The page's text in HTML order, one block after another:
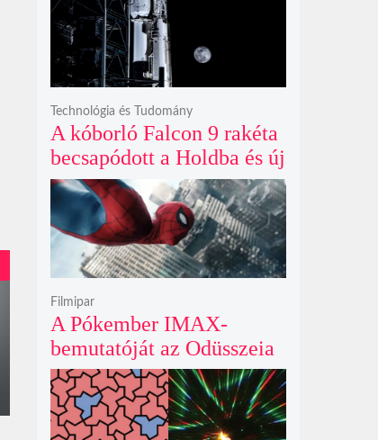
hoz
A kóborló Falcon 9 rakéta
becsapódott a Holdba és új
krátert hagyott maga után
Technológia és Tudomány
A Pókember IMAX-
bemutatóját az Odüsszeia
exkluzív vetítési
időszakának lejárta hozza
el
Filmipar